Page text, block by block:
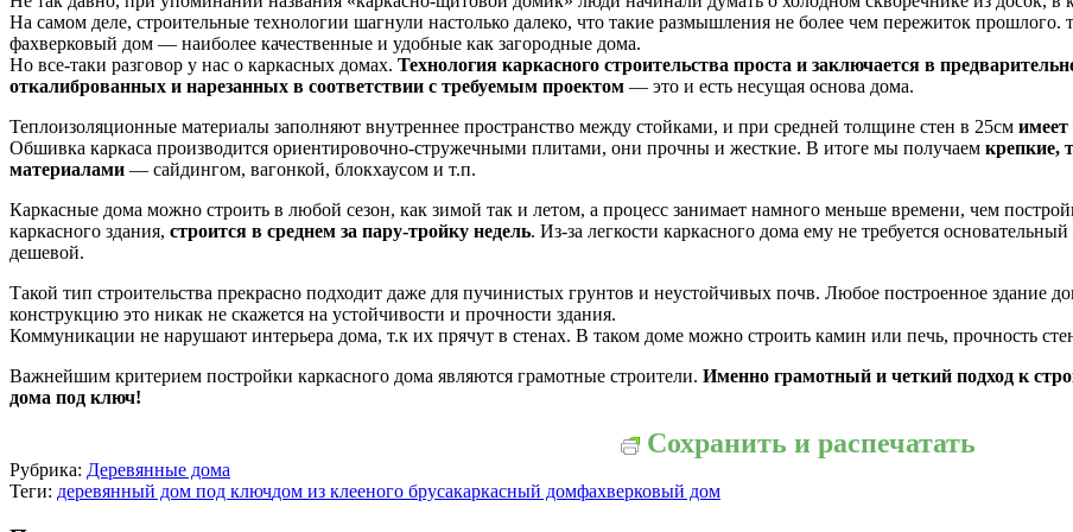
На самом деле, строительные технологии шагнули настолько далеко, что такие размышления не более чем пережиток прошлого.
фахверковый дом — наиболее качественные и удобные как загородные дома.
Но все-таки разговор у нас о каркасных домах. Технология каркасного строительства проста и заключается в
откалиброванных и нарезанных в соответствии с требуемым проектом — это и есть несущая основа дома.
Теплоизоляционные материалы заполняют внутреннее пространство между стойками, и при средней толщине стен в 25см
Обшивка каркаса производится ориентировочно-стружечными плитами, они прочны и жесткие. В итоге мы получаем крепкие,
материалами — сайдингом, вагонкой, блокхаусом и т.п.
Каркасные дома можно строить в любой сезон, как зимой так и летом, а процесс занимает намного меньше времени, чем
каркасного здания, строится в среднем за пару-тройку недель. Из-за легкости каркасного дома ему не требуется
дешевой.
Такой тип строительства прекрасно подходит даже для пучинистых грунтов и неустойчивых почв. Любое построенное здание
конструкцию это никак не скажется на устойчивости и прочности здания.
Коммуникации не нарушают интерьера дома, т.к их прячут в стенах. В таком доме можно строить камин или печь, прочность стен
Важнейшим критерием постройки каркасного дома являются грамотные строители. Именно грамотный и четкий подход к
дома под ключ!
Сохранить и распечатать
Рубрика: Деревянные дома
Теги: деревянный дом под ключдом из клееного брусакаркасный домфахверковый дом